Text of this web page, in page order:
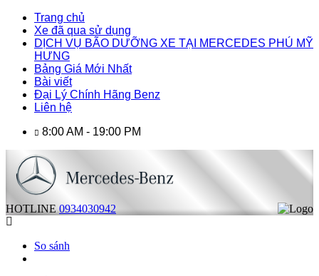
Trang chủ
Xe đã qua sử dụng
DỊCH VỤ BÃO DƯỠNG XE TẠI MERCEDES PHÚ MỸ
HƯNG
Bảng Giá Mới Nhất
Bài viết
Đại Lý Chính Hãng Benz
Liên hệ
8:00 AM - 19:00 PM
HOTLINE0934030942
So sánh